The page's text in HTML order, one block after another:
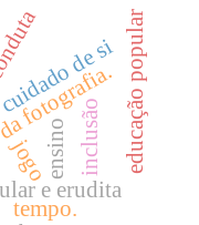
e erudita
jogo educação popular
de si
tempo.
inclusão
ensino